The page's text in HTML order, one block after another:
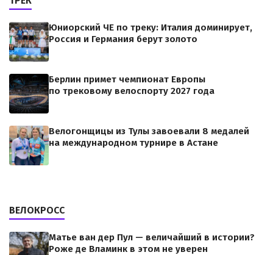
Юниорский ЧЕ по треку: Италия доминирует,
Россия и Германия берут золото
Берлин примет чемпионат Европы
по трековому велоспорту 2027 года
Велогонщицы из Тулы завоевали 8 медалей
на международном турнире в Астане
ВЕЛОКРОСС
Матье ван дер Пул — величайший в истории?
Роже де Вламинк в этом не уверен